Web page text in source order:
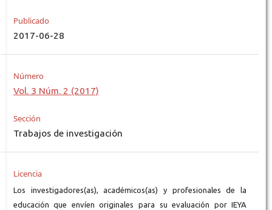
Publicado
2017-06-28
Número
Vol. 3 Núm. 2 (2017)
Sección
Trabajos de investigación
Licencia
Los investigadores(as), académicos(as) y profesionales de la
educación que envíen originales para su evaluación por IEYA